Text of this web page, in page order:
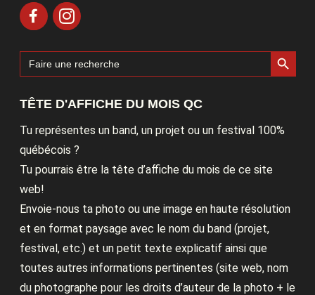
Search
for:
Search Button
TÊTE D'AFFICHE DU MOIS QC
Tu représentes un band, un projet ou un festival 100%
québécois ?
Tu pourrais être la tête d’affiche du mois de ce site
web!
Envoie-nous ta photo ou une image en haute résolution
et en format paysage avec le nom du band (projet,
festival, etc.) et un petit texte explicatif ainsi que
toutes autres informations pertinentes (site web, nom
du photographe pour les droits d’auteur de la photo + le